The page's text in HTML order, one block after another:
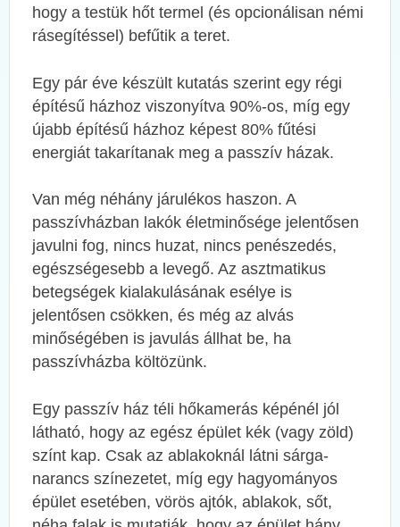
hogy a testük hőt termel (és opcionálisan némi
rásegítéssel) befűtik a teret.
Egy pár éve készült kutatás szerint egy régi
építésű házhoz viszonyítva 90%-os, míg egy
újabb építésű házhoz képest 80% fűtési
energiát takarítanak meg a passzív házak.
Van még néhány járulékos haszon. A
passzívházban lakók életminősége jelentősen
javulni fog, nincs huzat, nincs penészedés,
egészségesebb a levegő. Az asztmatikus
betegségek kialakulásának esélye is
jelentősen csökken, és még az alvás
minőségében is javulás állhat be, ha
passzívházba költözünk.
Egy passzív ház téli hőkamerás képénél jól
látható, hogy az egész épület kék (vagy zöld)
színt kap. Csak az ablakoknál látni sárga-
narancs színezetet, míg egy hagyományos
épület esetében, vörös ajtók, ablakok, sőt,